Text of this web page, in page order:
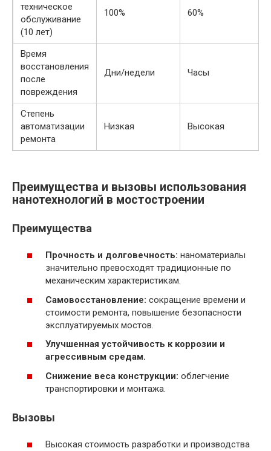
техническое
обслуживание
(10 лет)
100% 60%
Время
восстановления
после
повреждения
Дни/недели Часы
Степень
автоматизации
ремонта
Низкая Высокая
Преимущества и вызовы использования
нанотехнологий в мостостроении
Преимущества
Прочность и долговечность: наноматериалы
значительно превосходят традиционные по
механическим характеристикам.
Самовосстановление: сокращение времени и
стоимости ремонта, повышение безопасности
эксплуатируемых мостов.
Улучшенная устойчивость к коррозии и
агрессивным средам.
Снижение веса конструкции: облегчение
транспортировки и монтажа.
Вызовы
Высокая стоимость разработки и производства